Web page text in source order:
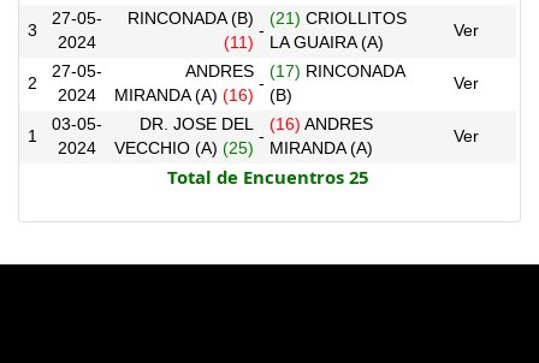
3
27-05-
2024
RINCONADA (B)
(11)
-
(21) CRIOLLITOS
LA GUAIRA (A)
Ver
2
27-05-
2024
ANDRES
MIRANDA (A) (16)
-
(17) RINCONADA
(B)
Ver
1
03-05-
2024
DR. JOSE DEL
VECCHIO (A) (25)
-
(16) ANDRES
MIRANDA (A)
Ver
Total de Encuentros 25